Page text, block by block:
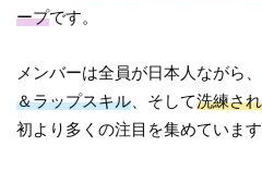
ープです。
メンバーは全員が日本人ながら、
＆ラップスキル 、そして洗練さ
初より多くの注目を集めています